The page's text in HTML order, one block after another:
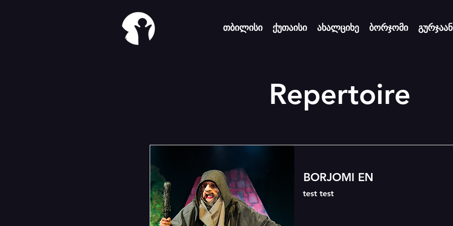
თბილისი ქუთაისი ახალციხე ბორჯომი
Repertoire
BORJOMI EN
test test